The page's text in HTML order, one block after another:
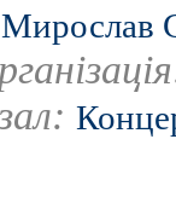
Мирослав